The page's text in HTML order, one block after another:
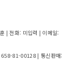
| 전화: 미입력 | 이메일:
658-81-00128| 통신판매: